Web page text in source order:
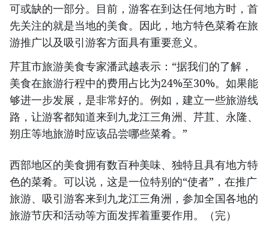
可或缺的一部分。目前，游客在到达任何地方时，首
先关注的就是当地的美食。因此，地方特色菜肴在旅
游推广以及吸引游客方面具有重要意义。
芹苴市旅游美食专家潘武越表示：“据我们的了解，
美食在旅游行程中的费用占比为24%至30%。如果能
够进一步发展，是非常好的。例如，建立一些旅游线
路，让游客都知道来到九龙江三角洲、芹苴、永隆、
朔庄等地旅游时应该品尝哪些菜肴。”
西部地区的美食拥有数百种美味、独特且具有地方特
色的菜肴。可以说，这是一位特别的“使者”，在推广
旅游、吸引游客来到九龙江三角洲，参加全国各地的
旅游节庆和活动等方面发挥着重要作用。（完）